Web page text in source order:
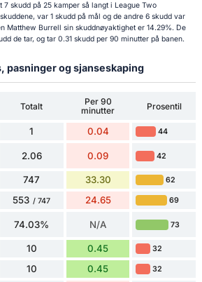
skudd på 25 kamper så langt i League Two
var 1 skudd på mål og de andre 6 skudd var
Matthew Burrell sin skuddnøyaktighet er 14.29%. De
de tar, og tar 0.31 skudd per 90 minutter på banen.
pasninger og sjanseskaping
Totalt
Per 90
minutter
Prosentil
1 0.04 44
2.06 0.09 42
747 33.30 62
553 / 747 24.65 69
74.03% N/A 73
10 0.45 32
10 0.45 32